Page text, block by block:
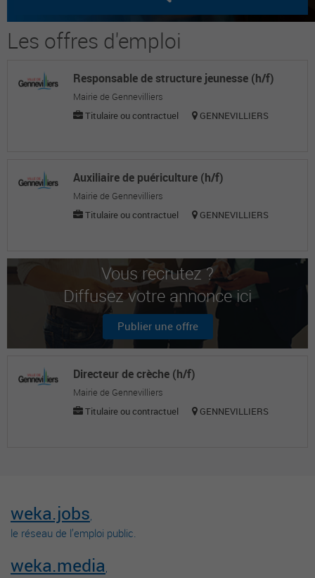
Les offres d'emploi
Responsable de structure jeunesse (h/f)
Mairie de Gennevilliers
Titulaire ou contractuel
GENNEVILLIERS
Auxiliaire de puériculture (h/f)
Mairie de Gennevilliers
Titulaire ou contractuel
GENNEVILLIERS
Vous recrutez ?
Diffusez votre annonce ici
Publier une offre
Directeur de crèche (h/f)
Mairie de Gennevilliers
Titulaire ou contractuel
GENNEVILLIERS
weka.jobs,
le réseau de l’emploi public.
weka.media,